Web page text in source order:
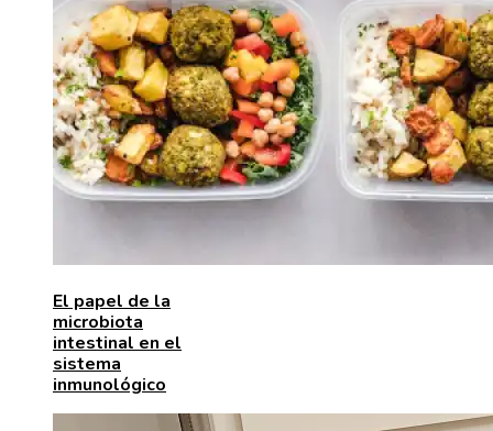
El papel de la
microbiota
intestinal en el
sistema
inmunológico